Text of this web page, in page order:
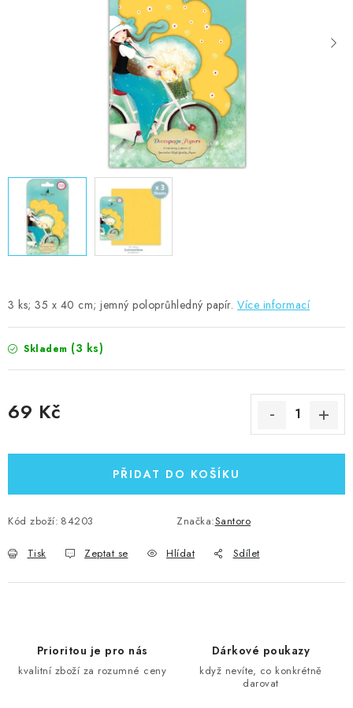
Kontakty Moje objednávka
Oblíbené ♥️
Hodnocení obchodu
Obchodní podmínky
Podmínky ochrany osobních údajů
Ověřování recenzí
3 ks; 35 x 40 cm; jemný poloprůhledný papír. Více informací
Skladem (3 ks)
69 Kč
PŘIDAT DO KOŠÍKU
Kód zboží: 84203 Značka:Santoro
Tisk Zeptat se Hlídat Sdílet
Prioritou je pro nás
kvalitní zboží za rozumné ceny
Dárkové poukazy
když nevíte, co konkrétně
darovat